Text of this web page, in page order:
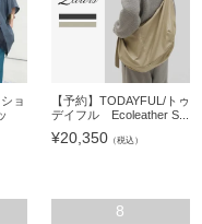
ョ
【予約】TODAYFUL/トゥ
デイフル Ecoleather S...
¥20,350（税込）
8